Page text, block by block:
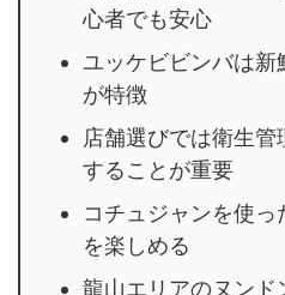
心者でも安心
ユッケビビンバは新
が特徴
店舗選びでは衛生
することが重要
コチュジャンを使
を楽しめる
龍山エリアのヌンド